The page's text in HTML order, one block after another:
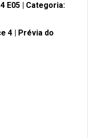
E05 | Categoria:
4 | Prévia do